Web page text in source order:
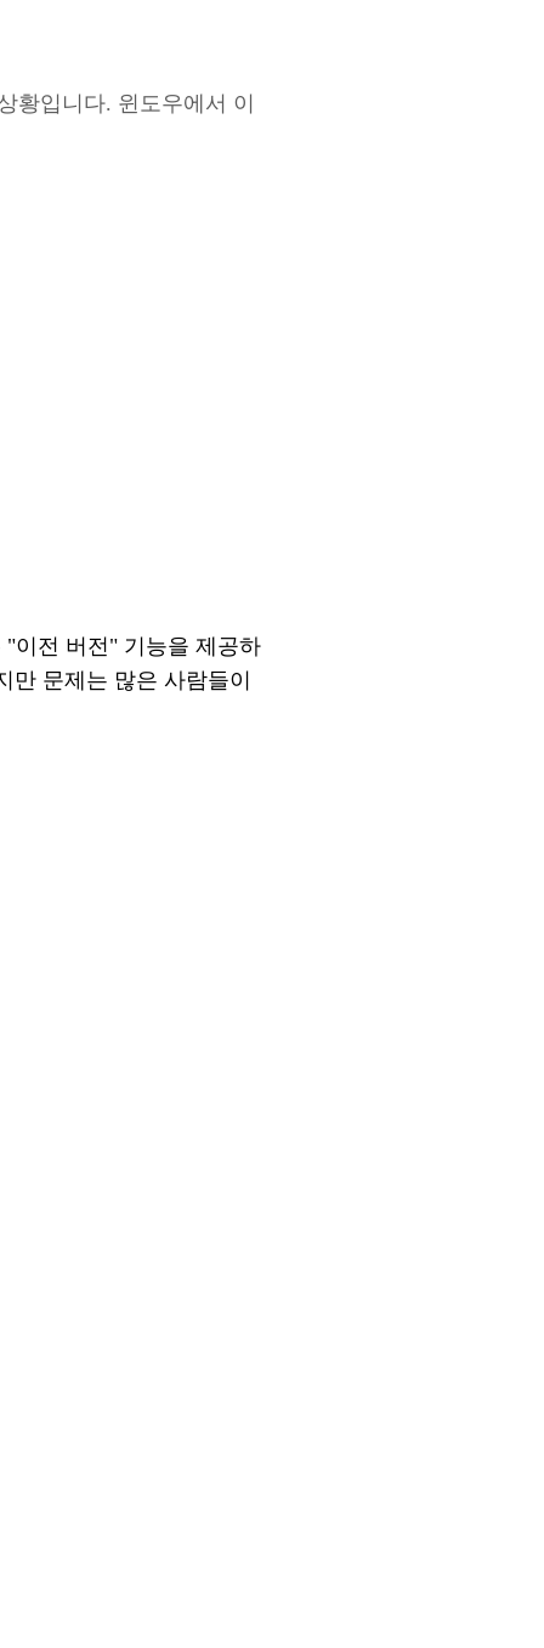
황입니다. 윈도우에서 이
"이전 버전" 기능을 제공하
만 문제는 많은 사람들이